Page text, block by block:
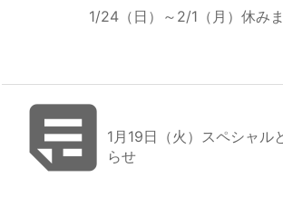
1/24（日）～2/1（月）休み
1月19日（火）スペシャル
らせ